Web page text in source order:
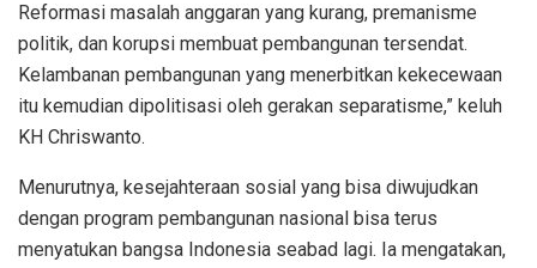
Reformasi masalah anggaran yang kurang, premanisme
politik, dan korupsi membuat pembangunan tersendat.
Kelambanan pembangunan yang menerbitkan kekecewaan
itu kemudian dipolitisasi oleh gerakan separatisme,” keluh
KH Chriswanto.
Menurutnya, kesejahteraan sosial yang bisa diwujudkan
dengan program pembangunan nasional bisa terus
menyatukan bangsa Indonesia seabad lagi. Ia mengatakan,